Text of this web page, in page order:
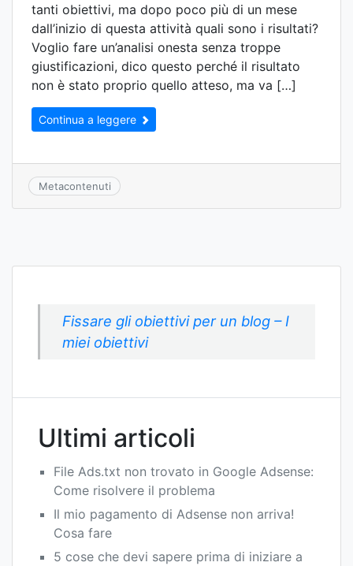
tanti obiettivi, ma dopo poco più di un mese
dall’inizio di questa attività quali sono i risultati?
Voglio fare un’analisi onesta senza troppe
giustificazioni, dico questo perché il risultato
non è stato proprio quello atteso, ma va […]
Continua a leggere
Metacontenuti
Fissare gli obiettivi per un blog – I
miei obiettivi
Ultimi articoli
File Ads.txt non trovato in Google Adsense:
Come risolvere il problema
Il mio pagamento di Adsense non arriva!
Cosa fare
5 cose che devi sapere prima di iniziare a